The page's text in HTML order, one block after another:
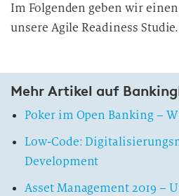
Im Folgenden geben wir
unsere Agile Readiness Studie.
Mehr Artikel auf
Poker im Open Banking –
Low-Code:
Development
Asset Management 2019 –